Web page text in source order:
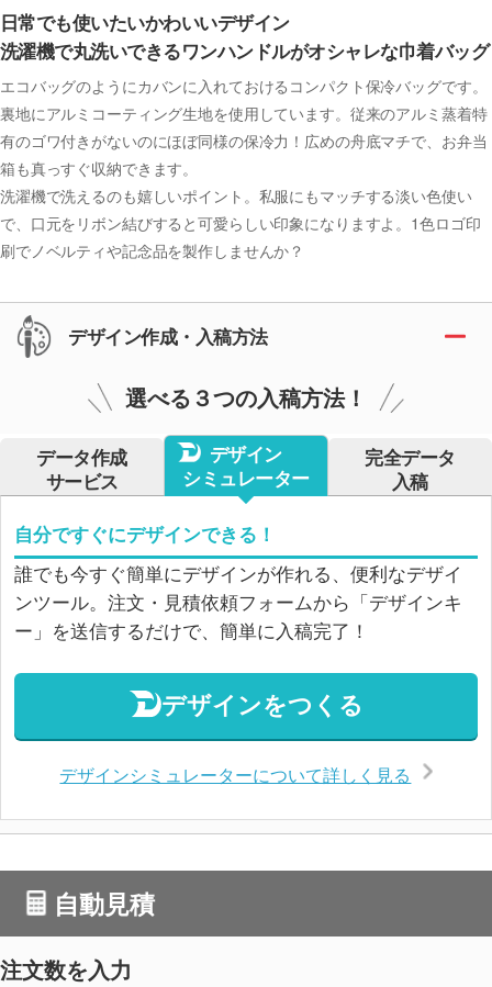
日常でも使いたいかわいいデザイン
洗濯機で丸洗いできるワンハンドルがオシャレな巾着バッグ
エコバッグのようにカバンに入れておけるコンパクト保冷バッグです。
裏地にアルミコーティング生地を使用しています。従来のアルミ蒸着特
有のゴワ付きがないのにほぼ同様の保冷力！広めの舟底マチで、お弁当
箱も真っすぐ収納できます。
洗濯機で洗えるのも嬉しいポイント。私服にもマッチする淡い色使い
で、口元をリボン結びすると可愛らしい印象になりますよ。1色ロゴ印
刷でノベルティや記念品を製作しませんか？
デザイン作成・入稿方法
選べる３つの入稿方法！
データ作成
サービス
デザイン
シミュレーター
完全データ
入稿
自分ですぐにデザインできる！
誰でも今すぐ簡単にデザインが作れる、便利なデザイ
ンツール。注文・見積依頼フォームから「デザインキ
ー」を送信するだけで、簡単に入稿完了！
デザインをつくる
デザインシミュレーターについて詳しく見る
自動見積
注文数を入力